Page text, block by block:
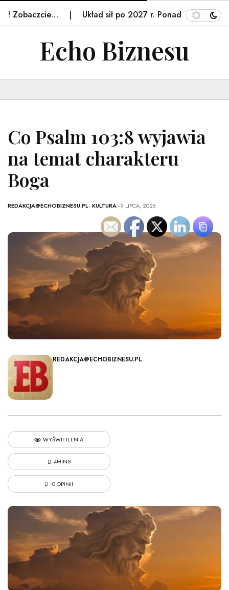
Układ sił po 2027 r. Ponad połowa
Echo Biznesu
Co Psalm 103:8 wyjawia
na temat charakteru
Boga
REDAKCJA@ECHOBIZNESU.PL-KULTURA- 9 LIPCA, 2026
REDAKCJA@ECHOBIZNESU.PL
WYŚWIETLENIA
4MINS
0 OPINII